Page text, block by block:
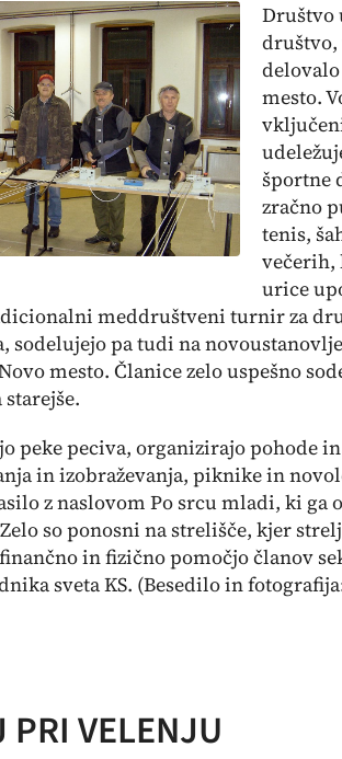
Društvo
društvo,
mesto.
športne
zračno
tenis,
večerih,
urice
meddruštveni turnir za
sodelujejo pa tudi na
mesto. Članice zelo uspešno
starejše.
peke peciva, organizirajo pohode
in izobraževanja, piknike in
z naslovom Po srcu mladi, ki ga
so ponosni na strelišče, kjer
in fizično pomočjo članov
sveta KS. (Besedilo in
PRI VELENJU